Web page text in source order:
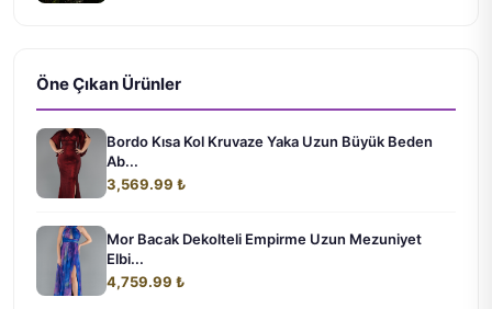
Öne Çıkan Ürünler
Bordo Kısa Kol Kruvaze Yaka Uzun Büyük Beden
Ab...
3,569.99 ₺
Mor Bacak Dekolteli Empirme Uzun Mezuniyet
Elbi...
4,759.99 ₺